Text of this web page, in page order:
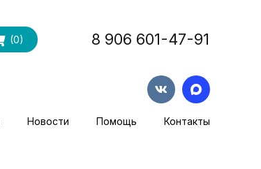
(0) 8 906 601-47-91
Новости Помощь Контакты